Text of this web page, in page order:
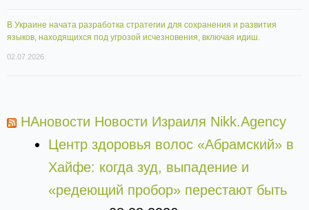
В Украине начата разработка стратегии для сохранения и развития
языков, находящихся под угрозой исчезновения, включая идиш.
02.07.2026
НАновости Новости Израиля Nikk.Agency
Центр здоровья волос «Абрaмский» в
Хайфе: когда зуд, выпадение и
«редеющий пробор» перестают быть